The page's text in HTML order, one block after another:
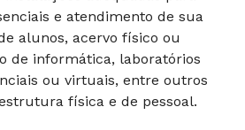
e atendimento de sua
alunos, acervo físico ou
de informática, laboratórios
ou virtuais, entre outros
física e de pessoal.